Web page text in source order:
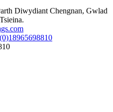
Diwydiant Chengnan, Gwlad